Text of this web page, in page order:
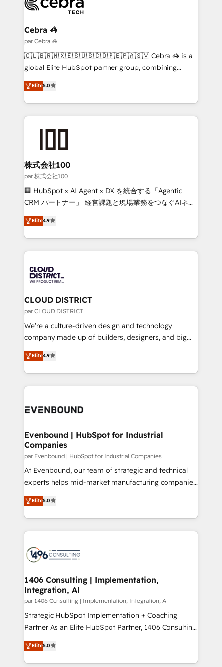
Implementation & Migration · Native & Custom
Reporting & Analytics · GTM Architecture · Sales &
Marketing Enablement If you’re ready to elevate
HubSpot from “just your CRM” to your growth
infrastructure—let’s talk.
Cebra 🦓
par Cebra 🦓
🇨🇱🇧🇷🇲🇽🇪🇸🇺🇸🇨🇴🇵🇪🇵🇦🇸🇻 Cebra 🦓 is a
global Elite HubSpot partner group, combining
technology, marketing and media expertise across
Latin America and Southern Europe, with teams
across 9 countries. Born in Chile, we combine local
insight with international reach to help businesses
grow. For over 12 years, we’ve delivered 500+
solutions that integrate CRM, AI automation, inbound
and loop marketing, content, and digital creativity.
Our multicultural team works in Spanish, Portuguese,
and English to design scalable strategies that drive
measurable growth. 🌎 Highlights: • 10+ years as a
Migration Excellence. • Top 3 Partner of the Year
LATAM 2022, 2023, 2024, 2025. • Partner of the Year
with HubSpot? Let Cebra’s experts help you grow
faster, smarter, and with impact.
Elite5.0
株式会社100
par 株式会社100
🏢 HubSpot × AI Agent × DX を統合する「Agentic
CRM パートナー」 経営課題と現場業務をつなぐAIネイ
ティブ・エージェンシーとして、HubSpot Eliteの実装
力で顧客フロント業務を再設計します。 💡 100inc は何
をする会社か？ HubSpotを共通基盤に、AIエージェン
トを組み込んだ顧客フロント業務（マーケティング・営
ィブ・エージェンシーです。事業部・グループ会社・部
門が分立する組織で、データと業務プロセスのサイロ化
を、CRMを軸とした全社共通基盤に再構築します。意
思決定者・PMO・現場担当者に並走します。 1️⃣
HubSpot導入・活用支援 顧客データの一元化から、
GTMの見える化・自動化まで。全Hub統合運用、デー
2️⃣ AIエージェント組織構築 営業・マーケティング業務
の一部をAIが自律実行する組織への移行を設計・実装。
DX × AI推進のPMO伴走支援 複数部門をまたぐDX×AI変
の統合・浸透・変革管理を実行します。 ▸ CMS戦略設
計・構築：リード獲得・CVR・SEOを前提にした情報設
提供。 ▸ 既存CRM・MAからの移行支援：Salesforce・
Marketo・Pardot等からの移行、カスタム設計、履歴
データ移行と活用設計まで。 ▸ AEO対応：ChatGPT・
か？ ✓ HubSpot Eliteパートナー認定 ✓ HubSpotアワ
ード受賞・HUGリーダー ✓ ISO27001:2022 /
ISO9001:2015 取得 ✓ 400社以上の導入実績 ✓
状整理の壁打ちなど、構想段階からお気軽にお問い合わ
せください。
Elite4.9
CLOUD DISTRICT
par CLOUD DISTRICT
We’re a culture-driven design and technology
company made up of builders, designers, and big
thinkers. We blend strategy, design, and
development—always fueled by curiosity—to turn
ideas, opportunities, and challenges into meaningful
experiences. To us, technology is more than just
and—most importantly—simple. That’s why we lean
products and strategies that actually make a
difference.
Elite4.9
Evenbound | HubSpot for Industrial
Companies
par Evenbound | HubSpot for Industrial Companies
At Evenbound, our team of strategic and technical
experts helps mid-market manufacturing companies
achieve real growth. We specialize in delivering
tailored solutions that drive results by leveraging
HubSpot’s platform and data to fuel success.
Technical Solutions: - HubSpot Technical Consulting -
Onboarding - Data Migration & Integrations -
Technical Audit & Optimization Strategic Solutions: -
Revenue Operations - Inbound Marketing -
Outbound Marketing - HubSpot CMS Website
Design & Development We empower our clients to
reach their full potential by providing transparent,
relationship-driven support. With over 300 HubSpot
technical know-how and strategic guidance you
need to succeed.
Elite5.0
1406 Consulting | Implementation,
Integration, AI
par 1406 Consulting | Implementation, Integration, AI
Strategic HubSpot Implementation + Coaching
Partner As an Elite HubSpot Partner, 1406 Consulting
helps mid-market revenue teams transform how
they sell, market, and serve. We don't just build your
HubSpot—we teach your team to own it, then stay
Elite5.0